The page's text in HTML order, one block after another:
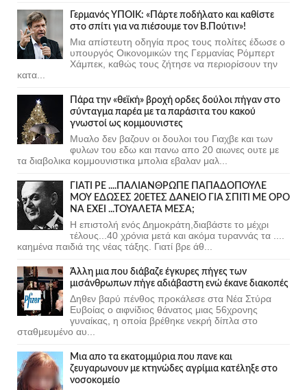
Γερμανός ΥΠΟΙΚ: «Πάρτε ποδήλατο και καθίστε
στο σπίτι για να πιέσουμε τον Β.Πούτιν»!
Μια απίστευτη οδηγία προς τους πολίτες έδωσε ο
υπουργός Οικονομικών της Γερμανίας Ρόμπερτ
Χάμπεκ, καθώς τους ζήτησε να περιορίσουν την
κατα...
Πάρα την «θεϊκή» βροχή ορδες δούλοι πήγαν στο
σύνταγμα παρέα με τα παράσιτα του κακού
γνωστοί ως κομμουνιστες
Μυαλο δεν βαζουν οι δουλοι του Γιαχβε και των
φυλων του εδω και πανω απο 20 αιωνες ουτε με
τα διαβολικα κομμουνιστικα μπολια εβαλαν μαλ...
ΓΙΑΤΙ ΡΕ ....ΠΑΛΙΑΝΘΡΩΠΕ ΠΑΠΑΔΟΠΟΥΛΕ
ΜΟΥ ΕΔΩΣΕΣ 20ΕΤΕΣ ΔΑΝΕΙΟ ΓΙΑ ΣΠΙΤΙ ΜΕ ΟΡΟ
ΝΑ ΕΧΕΙ ...ΤΟΥΑΛΕΤΑ ΜΕΣΑ;
Η επιστολή ενός Δημοκράτη,διαβάστε το μέχρι
τέλους...40 χρόνια μετά και ακόμα τυραννάς τα ....
καημένα παιδιά της νέας τάξης. Γιατί βρε άθ...
Άλλη μια που διάβαζε έγκυρες πήγες των
μισάνθρωπων πήγε αδιάβαστη ενώ έκανε διακοπές
Δηθεν βαρύ πένθος προκάλεσε στα Νέα Στύρα
Ευβοίας ο αιφνίδιος θάνατος μιας 56χρονης
γυναίκας, η οποία βρέθηκε νεκρή δίπλα στο
σταθμευμένο αυ...
Μια απο τα εκατομμύρια που πανε και
ζευγαρωνουν με κτηνώδες αγρίμια κατέληξε στο
νοσοκομείο